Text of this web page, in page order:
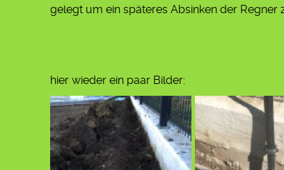
gelegt um ein späteres Absinken der Regner
hier wieder ein paar Bilder: